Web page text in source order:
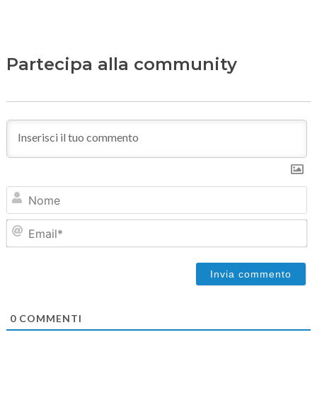
Partecipa alla community
0COMMENTI